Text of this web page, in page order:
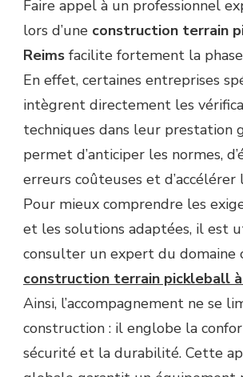
Faire appel à un professionnel
lors d’une construction terrain
Reims facilite fortement la
En effet, certaines entreprises
intègrent directement les
techniques dans leur prestation
permet d’anticiper les normes,
erreurs coûteuses et d’accélérer
Pour mieux comprendre les
et les solutions adaptées, il est
consulter un expert du domaine
construction terrain pickleball
Ainsi, l’accompagnement ne se
construction : il englobe la
sécurité et la durabilité. Cette